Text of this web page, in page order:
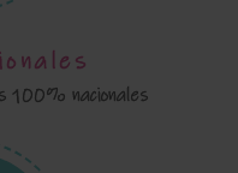
100% nacionales